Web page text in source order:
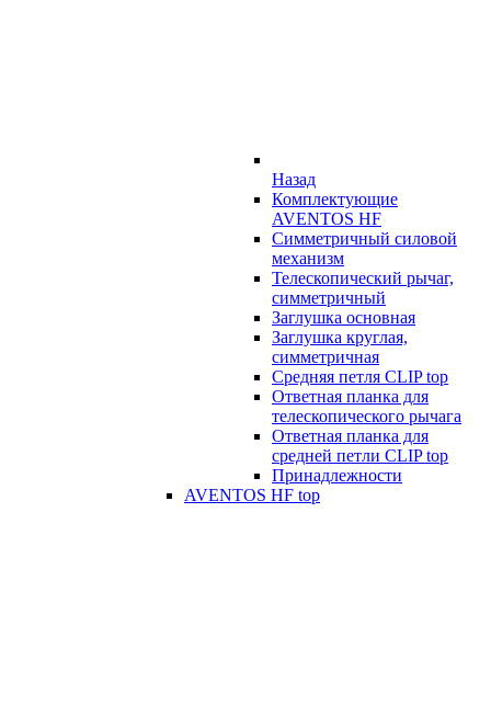
Назад
Комплектующие
AVENTOS HF
Симметричный силовой
механизм
Телескопический рычаг,
симметричный
Заглушка основная
Заглушка круглая,
симметричная
Средняя петля CLIP top
Ответная планка для
телескопического рычага
Ответная планка для
средней петли CLIP top
Принадлежности
AVENTOS HF top